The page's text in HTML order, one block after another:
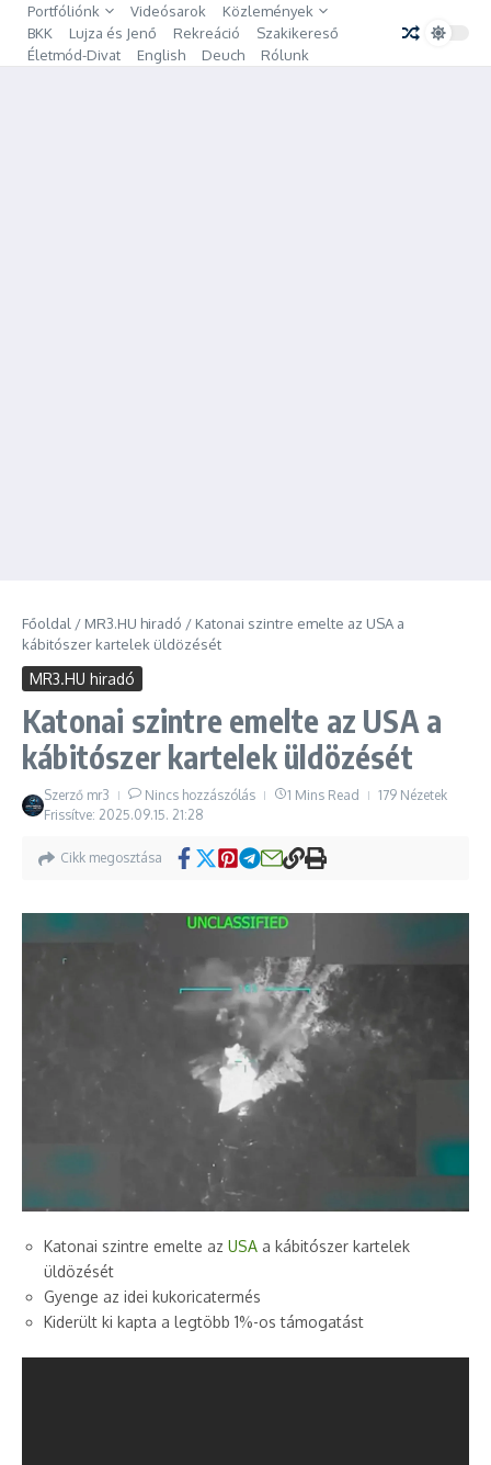
Ugrás a tartalomhoz
Portfóliónk Videósarok
Közlemények
BKK
Lujza és Jenő Rekreáció
Szakikereső
Életmód-Divat
English Deuch Rólunk
Főoldal / MR3.HU hiradó / Katonai szintre emelte az USA a
kábitószer kartelek üldözését
MR3.HU hiradó
Katonai szintre emelte az USA a
kábitószer kartelek üldözését
Szerző mr3 Nincs hozzászólás 1 Mins Read
179 Nézetek
Frissítve: 2025.09.15. 21:28
Cikk megosztása
Katonai szintre emelte az USA a kábitószer kartelek
üldözését
Gyenge az idei kukoricatermés
Kiderült ki kapta a legtöbb 1%-os támogatást